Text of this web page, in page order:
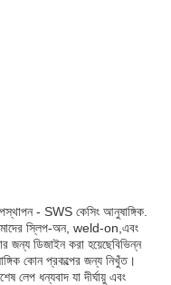
- SWS কেসিং আনুষাঙ্গিক.
আমাদের স্লিপ-অন, weld-on,এবং
জন্য ডিজাইন করা হয়েছেবিভিন্ন
কোন প্রকল্পের জন্য নিখুঁত।
লেপ ধন্যবাদ যা দীর্ঘায়ু এবং